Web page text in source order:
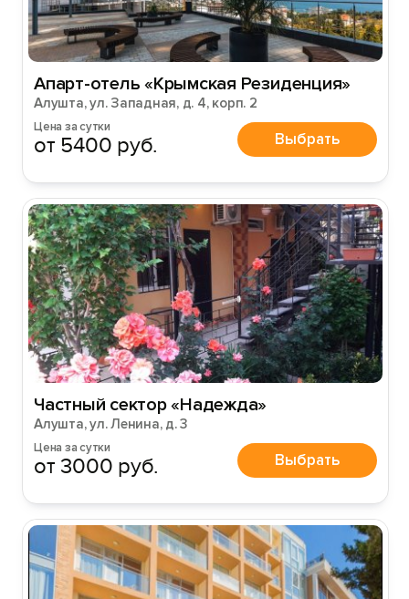
Апарт-отель «Крымская Резиденция»
Алушта, ул. Западная, д. 4, корп. 2
Цена за сутки
от 5400 руб. Выбрать
Частный сектор «Надежда»
Алушта, ул. Ленина, д. 3
Цена за сутки
от 3000 руб. Выбрать